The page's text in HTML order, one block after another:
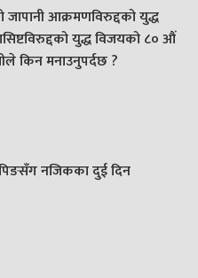
जापानी आक्रमणविरुद्दको युद्ध
युद्ध विजयको ८० औं
किन मनाउनुपर्दछ ?
नजिकका दुई दिन